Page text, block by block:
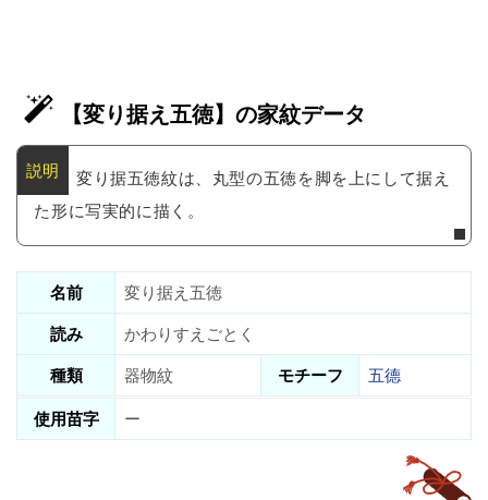
【変り据え五徳】の家紋データ
変り据五徳紋は、丸型の五徳を脚を上にして据え
た形に写実的に描く。
名前
変り据え五徳
読み
かわりすえごとく
種類
器物紋 モチーフ
五德
使用苗字
ー